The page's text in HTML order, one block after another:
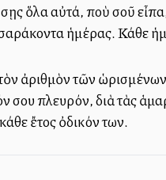
ὅλα αὐτά, ποὺ σοῦ εἶπα,
ἡμέρας. Κάθε
ἀριθμὸν τῶν ὡρισμένων
σου πλευρόν, διὰ τὰς
ἔτος ὀδικόν των.